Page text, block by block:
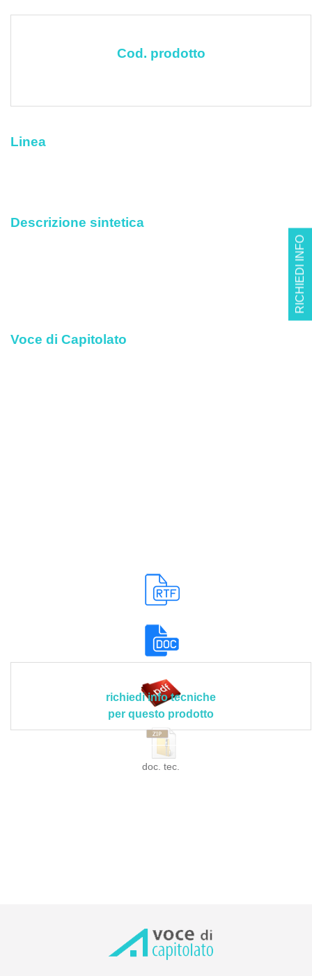
RICHIEDI INFO
Cod. prodotto
Linea
Descrizione sintetica
Voce di Capitolato
doc. tec.
richiedi info tecniche
per questo prodotto